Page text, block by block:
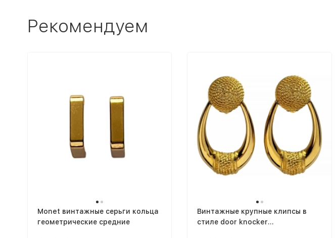
Рекомендуем
Monet винтажные серьги кольца
геометрические средние
Винтажные крупные клипсы в
стиле door knocker